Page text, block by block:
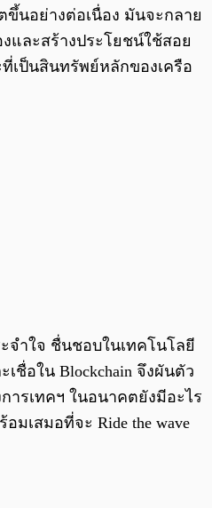
ขึ้นอย่างต่อเนื่อง มันจะกลาย
และสร้างประโยชน์ใช้สอย
เป็นสินทรัพย์หลักของเครือ
จำใจ ชื่นชอบในเทคโนโลยี
ชื่อใน Blockchain จึงผันตัว
ารเทคฯ ในอนาคตยังมีอะไร
มเสมอที่จะ Ride the wave